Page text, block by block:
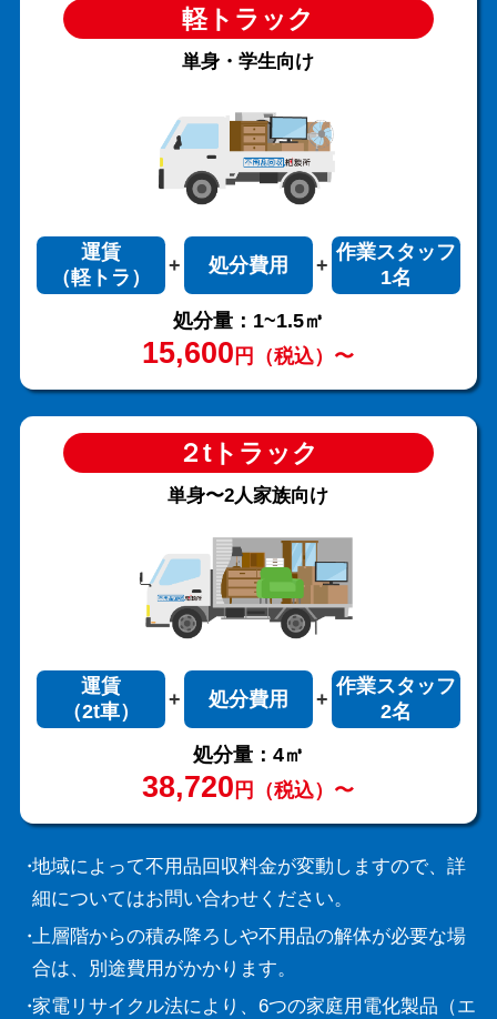
軽トラック
単身・学生向け
運賃
（軽トラ）
処分費用
作業スタッフ
1名
処分量：1~1.5㎥
15,600 円（税込）〜
２tトラック
単身〜2人家族向け
運賃
（2t車）
処分費用
作業スタッフ
2名
処分量：4㎥
38,720 円（税込）〜
地域によって不用品回収料金が変動しますので、詳
細についてはお問い合わせください。
上層階からの積み降ろしや不用品の解体が必要な場
合は、別途費用がかかります。
家電リサイクル法により、6つの家庭用電化製品（エ